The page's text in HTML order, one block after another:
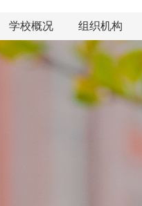
学校概况 组织机构